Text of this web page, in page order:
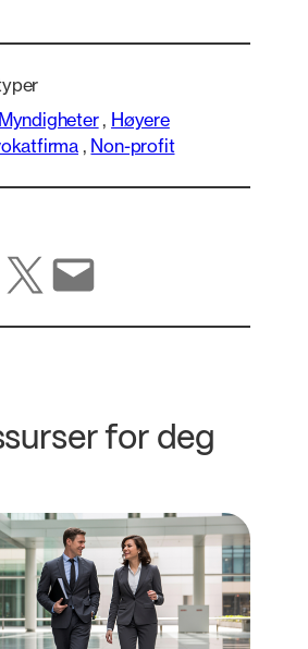
Myndigheter, Høyere
, Non-profit
Facebook
Del på X Del via e-post
for deg